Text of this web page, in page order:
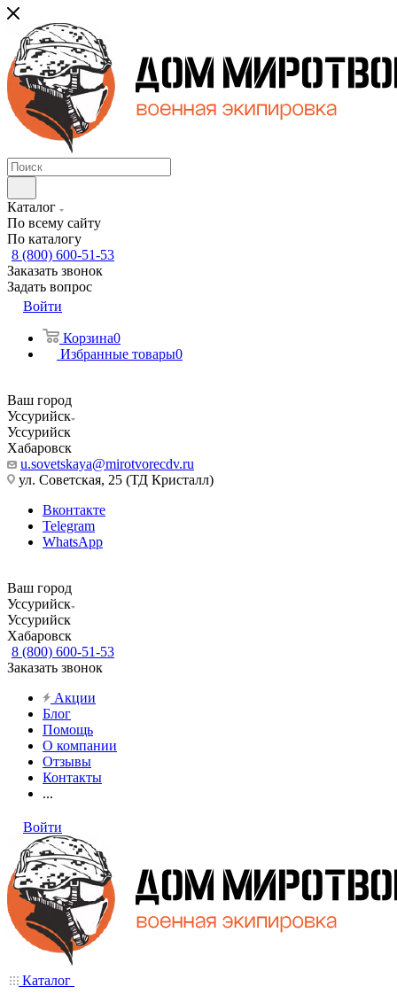
Каталог
По всему сайту
По каталогу
8 (800) 600-51-53
Заказать звонок
Задать вопрос
Войти
Корзина0
Избранные товары0
Ваш город
Уссурийск
Уссурийск
Хабаровск
u.sovetskaya@mirotvorecdv.ru
ул. Советская, 25 (ТД Кристалл)
Вконтакте
Telegram
WhatsApp
Ваш город
Уссурийск
Уссурийск
Хабаровск
8 (800) 600-51-53
Заказать звонок
Акции
Блог
Помощь
О компании
Отзывы
Контакты
...
Войти
Каталог